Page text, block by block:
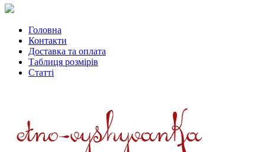
Головна
Контакти
Доставка та оплата
Таблиця розмірів
Статті